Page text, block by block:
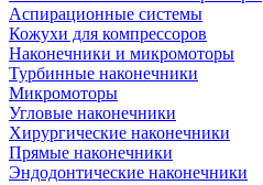
Аспирационные системы
Кожухи для компрессоров
Наконечники и микромоторы
Турбинные наконечники
Микромоторы
Угловые наконечники
Хирургические наконечники
Прямые наконечники
Эндодонтические наконечники